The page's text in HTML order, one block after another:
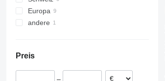
Europa
Rumänien
Deutschland
andere
Preis
–